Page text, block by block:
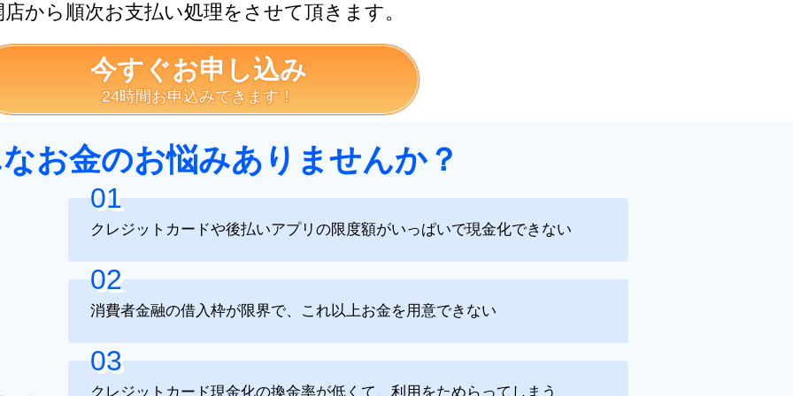
店から順次お支払い処理をさせて頂きます。
今すぐお申し込み
24時間お申込みできます！
お金のお悩みありませんか？
01
クレジットカードや後払いアプリの限度額がいっぱいで現金化できない
02
消費者金融の借入枠が限界で、これ以上お金を用意できない
03
クレジットカード現金化の換金率が低くて、利用をためらってしまう